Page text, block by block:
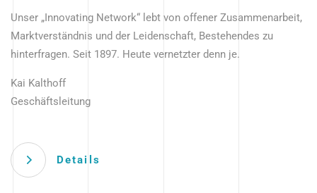
Unser „Innovating Network“ lebt von offener Zusammenarbeit,
Marktverständnis und der Leidenschaft, Bestehendes zu
hinterfragen. Seit 1897. Heute vernetzter denn je.
Kai Kalthoff
Geschäftsleitung
Details